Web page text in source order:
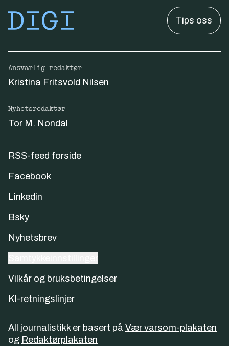
Tips oss
Ansvarlig redaktør
Kristina Fritsvold Nilsen
Nyhetsredaktør
Tor M. Nondal
RSS-feed forside
Facebook
Linkedin
Bsky
Nyhetsbrev
Vilkår og bruksbetingelser
KI-retningslinjer
All journalistikk er basert på Vær varsom-plakaten
og Redaktørplakaten